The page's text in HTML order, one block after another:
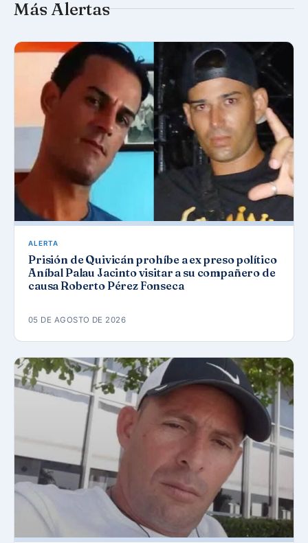
Más Alertas
ALERTA
Prisión de Quivicán prohíbe a ex preso político
Aníbal Palau Jacinto visitar a su compañero de
causa Roberto Pérez Fonseca
05 DE AGOSTO DE 2026